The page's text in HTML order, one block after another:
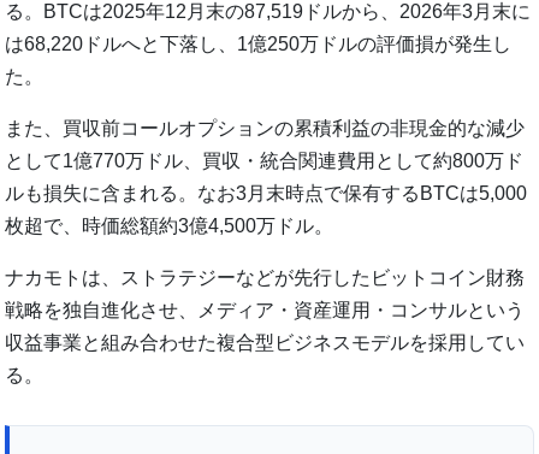
る。BTCは2025年12月末の87,519ドルから、2026年3月末に
は68,220ドルへと下落し、1億250万ドルの評価損が発生し
た。
また、買収前コールオプションの累積利益の非現金的な減少
として1億770万ドル、買収・統合関連費用として約800万ド
ルも損失に含まれる。なお3月末時点で保有するBTCは5,000
枚超で、時価総額約3億4,500万ドル。
ナカモトは、ストラテジーなどが先行したビットコイン財務
戦略を独自進化させ、メディア・資産運用・コンサルという
収益事業と組み合わせた複合型ビジネスモデルを採用してい
る。